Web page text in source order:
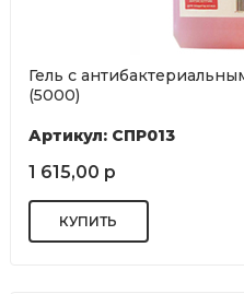
Гель с
(5000)
Артикул: СПР013
1 615,00 р